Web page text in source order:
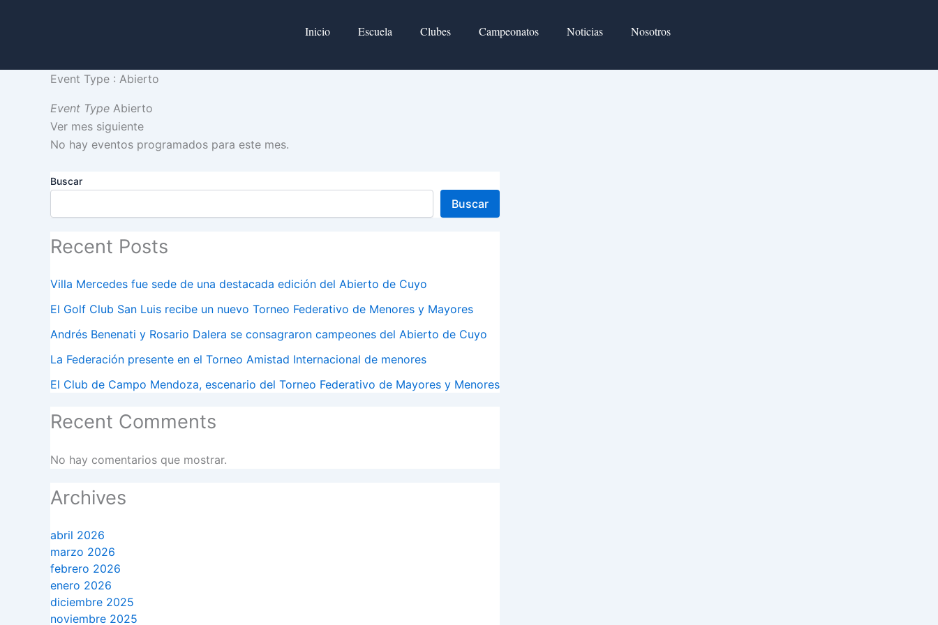
Inicio Escuela Clubes Campeonatos Noticias Nosotros
Event Type : Abierto
Event Type Abierto
Ver mes siguiente
No hay eventos programados para este mes.
Buscar
Buscar
Recent Posts
Villa Mercedes fue sede de una destacada edición del Abierto de Cuyo
El Golf Club San Luis recibe un nuevo Torneo Federativo de Menores y Mayores
Andrés Benenati y Rosario Dalera se consagraron campeones del Abierto de Cuyo
La Federación presente en el Torneo Amistad Internacional de menores
El Club de Campo Mendoza, escenario del Torneo Federativo de Mayores y Menores
Recent Comments
No hay comentarios que mostrar.
Archives
abril 2026
marzo 2026
febrero 2026
enero 2026
diciembre 2025
noviembre 2025